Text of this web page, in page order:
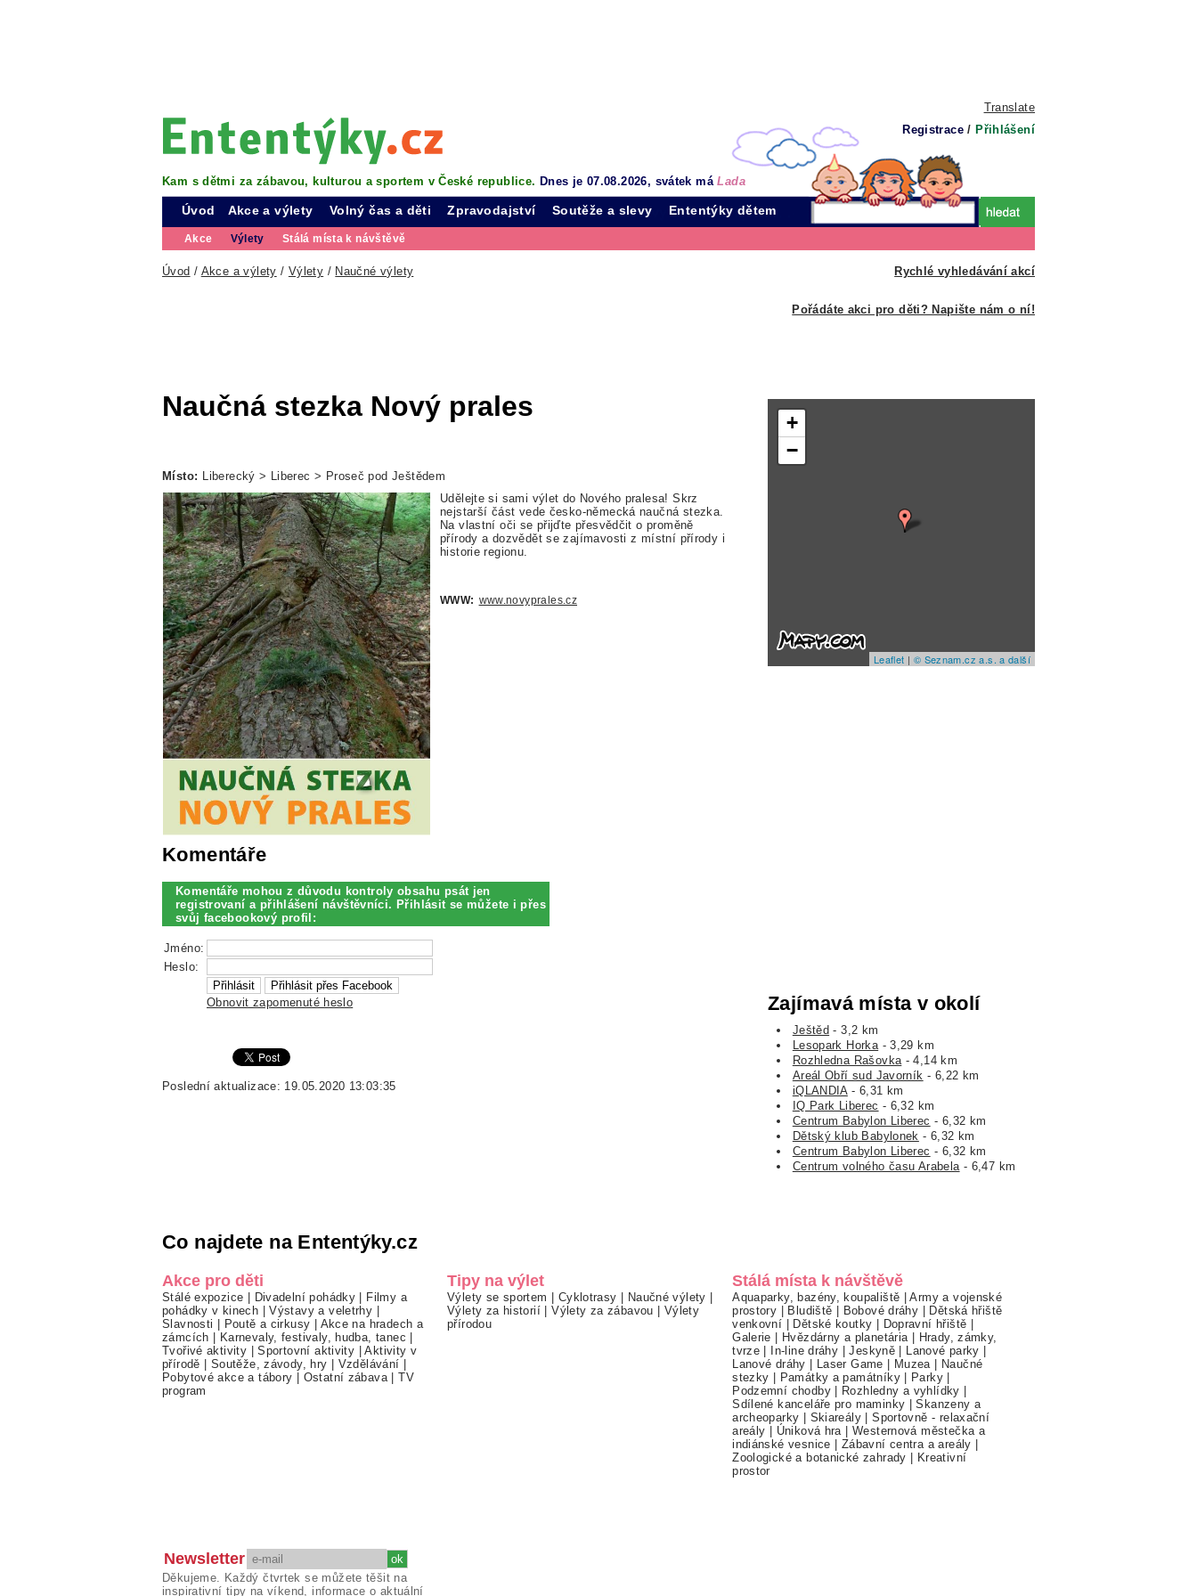
Translate
Registrace / Přihlášení
Kam s dětmi za zábavou, kulturou a sportem v České republice. Dnes je 07.08.2026, svátek máLada
Úvod Akce a výlety
Akce Výlety Stálá místa k návštěvě
Volný čas a děti Zpravodajství Soutěže a slevy Ententýky dětem
Rychlé vyhledávání akcí
Úvod / Akce a výlety / Výlety / Naučné výlety
Pořádáte akci pro děti? Napište nám o ní!
Naučná stezka Nový prales
Místo: Liberecký > Liberec > Proseč pod Ještědem
Udělejte si sami výlet do Nového pralesa! Skrz
nejstarší část vede česko-německá naučná stezka.
Na vlastní oči se přijďte přesvědčit o proměně
přírody a dozvědět se zajímavosti z místní přírody i
historie regionu.
WWW: www.novyprales.cz
Komentáře
Komentáře mohou z důvodu kontroly obsahu psát jen
registrovaní a přihlášení návštěvníci. Přihlásit se můžete i přes
svůj facebookový profil:
Jméno:
Heslo:
Obnovit zapomenuté heslo
Poslední aktualizace: 19.05.2020 13:03:35
+
−
Leaflet | © Seznam.cz a.s. a další
Zajímavá místa v okolí
Ještěd - 3,2 km
Lesopark Horka- 3,29 km
Rozhledna Rašovka- 4,14 km
Areál Obří sud Javorník - 6,22 km
iQLANDIA- 6,31 km
IQ Park Liberec - 6,32 km
Centrum Babylon Liberec - 6,32 km
Dětský klub Babylonek - 6,32 km
Centrum Babylon Liberec - 6,32 km
Centrum volného času Arabela- 6,47 km
Co najdete na Ententýky.cz
Akce pro děti
Stálé expozice | Divadelní pohádky | Filmy a
pohádky v kinech |Výstavy a veletrhy |
Slavnosti | Poutě a cirkusy | Akce na hradech a
zámcích | Karnevaly, festivaly, hudba, tanec |
Tvořivé aktivity |Sportovní aktivity |Aktivity v
přírodě | Soutěže, závody, hry | Vzdělávání |
Pobytové akce a tábory | Ostatní zábava |TV
program
Tipy na výlet
Výlety se sportem | Cyklotrasy | Naučné výlety |
Výlety za historií |Výlety za zábavou | Výlety
přírodou
Stálá místa k návštěvě
Aquaparky, bazény, koupaliště |Army a vojenské
prostory | Bludiště | Bobové dráhy | Dětská hřiště
venkovní | Dětské koutky | Dopravní hřiště |
Galerie | Hvězdárny a planetária | Hrady, zámky,
tvrze | In-line dráhy |Jeskyně | Lanové parky |
Lanové dráhy | Laser Game | Muzea | Naučné
stezky | Památky a památníky| Parky |
Podzemní chodby| Rozhledny a vyhlídky |
Sdílené kanceláře pro maminky |Skanzeny a
archeoparky | Skiareály |Sportovně - relaxační
areály | Úniková hra |Westernová městečka a
indiánské vesnice | Zábavní centra a areály |
Zoologické a botanické zahrady | Kreativní
prostor
Newsletter
Děkujeme. Každý čtvrtek se můžete těšit na
inspirativní tipy na víkend, informace o aktuální